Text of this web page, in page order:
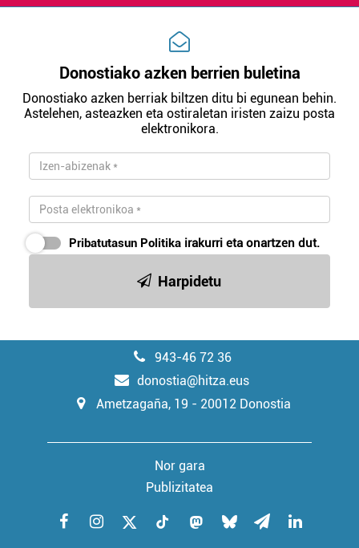
Donostiako azken berrien buletina
Donostiako azken berriak biltzen ditu bi egunean behin.
Astelehen, asteazken eta ostiraletan iristen zaizu posta
elektronikora.
Pribatutasun Politika irakurri eta onartzen dut.
Harpidetu
943-46 72 36
donostia@hitza.eus
Ametzagaña, 19 - 20012 Donostia
Nor gara
Publizitatea